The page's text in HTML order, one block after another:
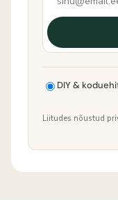
DIY &
Liitudes nõustud